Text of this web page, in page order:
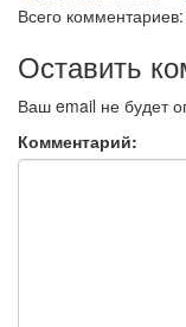
Всего
Оставить
Ваш email не будет
Комментарий: